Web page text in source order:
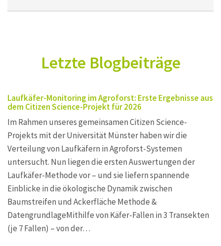
Letzte Blogbeiträge
Laufkäfer-Monitoring im Agroforst: Erste Ergebnisse aus
dem Citizen Science-Projekt für 2026
Im Rahmen unseres gemeinsamen Citizen Science-
Projekts mit der Universität Münster haben wir die
Verteilung von Laufkäfern in Agroforst-Systemen
untersucht. Nun liegen die ersten Auswertungen der
Laufkäfer-Methode vor – und sie liefern spannende
Einblicke in die ökologische Dynamik zwischen
Baumstreifen und Ackerfläche Methode &
DatengrundlageMithilfe von Käfer-Fallen in 3 Transekten
(je 7 Fallen) – von der…